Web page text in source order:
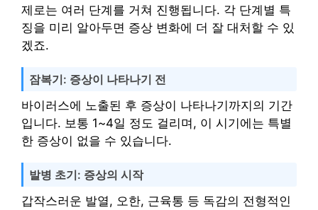
제로는 여러 단계를 거쳐 진행됩니다. 각 단계별 특
징을 미리 알아두면 증상 변화에 더 잘 대처할 수 있
겠죠.
잠복기: 증상이 나타나기 전
바이러스에 노출된 후 증상이 나타나기까지의 기간
입니다. 보통 1~4일 정도 걸리며, 이 시기에는 특별
한 증상이 없을 수 있습니다.
발병 초기: 증상의 시작
갑작스러운 발열, 오한, 근육통 등 독감의 전형적인